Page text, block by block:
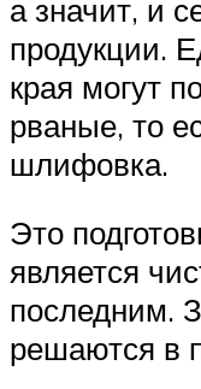
а значит, и
продукции.
края могут
рваные, то
шлифовка.
Это
является
последним.
решаются в